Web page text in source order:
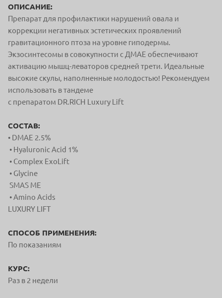
ОПИСАНИЕ:
Препарат для профилактики нарушений овала и
коррекции негативных эстетических проявлений
гравитационного птоза на уровне гиподермы.
Экзосинтесомы в совокупности с ДМАЕ обеспечивают
активацию мышц-леваторов средней трети. Идеальные
высокие скулы, наполненные молодостью! Рекомендуем
использовать в тандеме
с препаратом DR.RICH Luxury Lift
СОСТАВ:
• DMAE 2.5%
• Hyaluronic Acid 1%
• Complex ExoLift
• Glycine
SMAS ME
• Amino Acids
LUXURY LIFT
СПОСОБ ПРИМЕНЕНИЯ:
По показаниям
КУРС:
Раз в 2 недели